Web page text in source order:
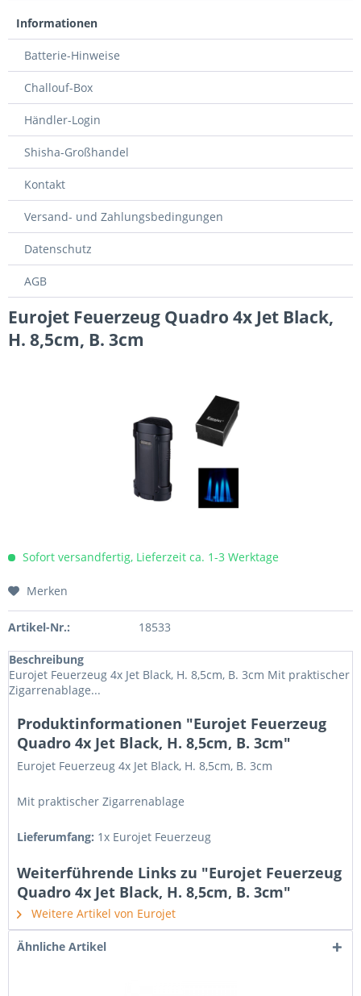
Informationen
Batterie-Hinweise
Challouf-Box
Händler-Login
Shisha-Großhandel
Kontakt
Versand- und Zahlungsbedingungen
Datenschutz
AGB
Eurojet Feuerzeug Quadro 4x Jet Black,
H. 8,5cm, B. 3cm
Sofort versandfertig, Lieferzeit ca. 1-3 Werktage
Merken
Artikel-Nr.: 18533
Beschreibung
Eurojet Feuerzeug 4x Jet Black, H. 8,5cm, B. 3cm Mit praktischer
Zigarrenablage...
Produktinformationen "Eurojet Feuerzeug
Quadro 4x Jet Black, H. 8,5cm, B. 3cm"
Eurojet Feuerzeug 4x Jet Black, H. 8,5cm, B. 3cm
Mit praktischer Zigarrenablage
Lieferumfang: 1x Eurojet Feuerzeug
Weiterführende Links zu "Eurojet Feuerzeug
Quadro 4x Jet Black, H. 8,5cm, B. 3cm"
Weitere Artikel von Eurojet
Ähnliche Artikel